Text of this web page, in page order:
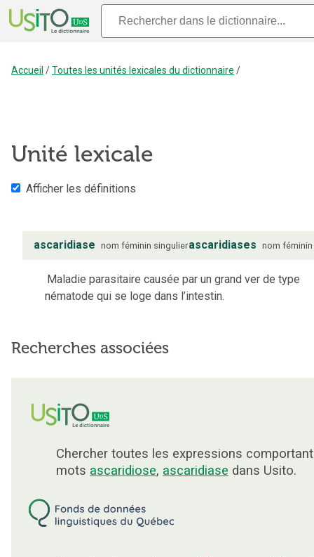
Accueil /Toutes les unités lexicales du dictionnaire /
Unité lexicale
Afficher les définitions
ascaridiase nom féminin singulierascaridiases nom féminin
Maladie parasitaire causée par un grand ver de type
nématode qui se loge dans l’intestin.
Recherches associées
Chercher toutes les expressions
mots ascaridiose, ascaridiase dans Usito.